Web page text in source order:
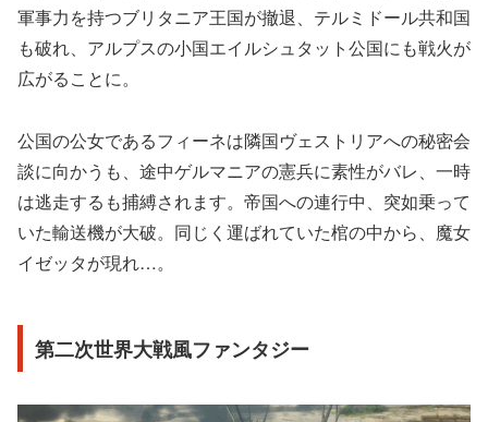
軍事力を持つブリタニア王国が撤退、テルミドール共和国
も破れ、アルプスの小国エイルシュタット公国にも戦火が
広がることに。
公国の公女であるフィーネは隣国ヴェストリアへの秘密会
談に向かうも、途中ゲルマニアの憲兵に素性がバレ、一時
は逃走するも捕縛されます。帝国への連行中、突如乗って
いた輸送機が大破。同じく運ばれていた棺の中から、魔女
イゼッタが現れ…。
第二次世界大戦風ファンタジー